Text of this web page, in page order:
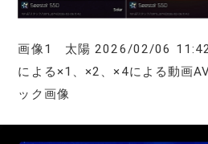
画像1 太陽 2026/02/06
による×1、×2、×4による動画
ック画像